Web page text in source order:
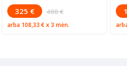
325 € 488 €
arba 108,33 €x 3 mėn.